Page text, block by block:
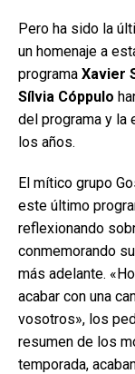
Pero ha sido la
un homenaje a
programa Xavier
Sílvia Cóppulo
del programa y la
los años.
El mítico grupo
este último
reflexionando
conmemorando
más adelante.
acabar con una
vosotros», los
resumen de los
temporada,